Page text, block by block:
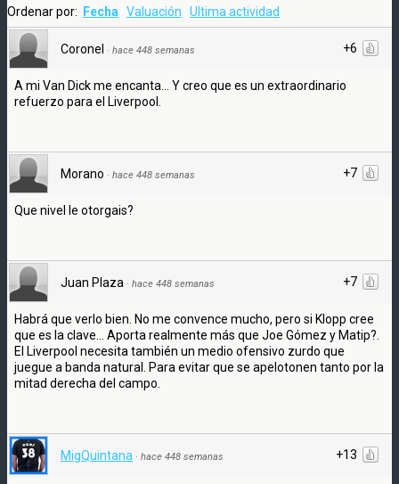
Ordenar por: Fecha Valuación Ultima actividad
+6
Coronel · hace 448 semanas
A mi Van Dick me encanta... Y creo que es un extraordinario
refuerzo para el Liverpool.
+7
Morano · hace 448 semanas
Que nivel le otorgais?
+7
Juan Plaza · hace 448 semanas
Habrá que verlo bien. No me convence mucho, pero si Klopp cree
que es la clave... Aporta realmente más que Joe Gómez y Matip?.
El Liverpool necesita también un medio ofensivo zurdo que
juegue a banda natural. Para evitar que se apelotonen tanto por la
mitad derecha del campo.
+13
MigQuintana · hace 448 semanas